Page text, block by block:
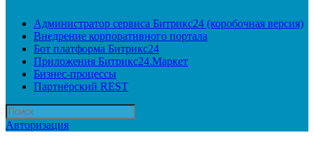
Администратор сервиса Битрикс24 (коробочная версия)
Внедрение корпоративного портала
Бот платформа Битрикс24
Приложения Битрикс24.Маркет
Бизнес-процессы
Партнёрский REST
Авторизация